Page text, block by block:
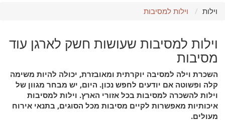
וילות וילות למסיבות
וילות למסיבות שעושות חשק לארגן עוד
מסיבות
השכרת וילה למסיבה יוקרתית ומאובזרת, יכולה להיות משימה
קלה ופשוטה אם יודעים לחפש נכון. היום, יש מבחר מגוון של
וילות להשכרה למסיבות בכל אזורי הארץ. וילות למסיבות
איכותיות מאפשרות לקיים מסיבות מכל הסוגים, בתנאי אירוח
מעולים.